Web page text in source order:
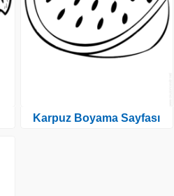
Karpuz Boyama Sayfası